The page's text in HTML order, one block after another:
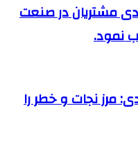
مشتریان در صنعت
نمود.
کوهنوردی: مرز نجات و خطر را